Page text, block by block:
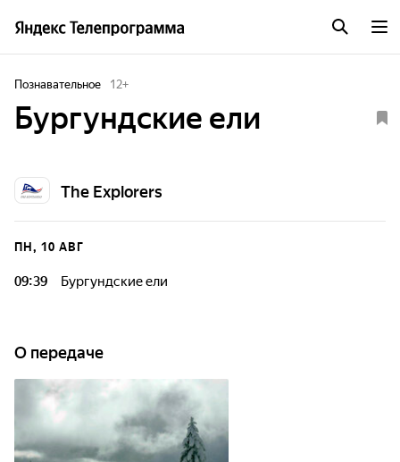
Познавательное 12+
Бургундские ели
The Explorers
ПН, 10 АВГ
09:39 Бургундские ели
О передаче